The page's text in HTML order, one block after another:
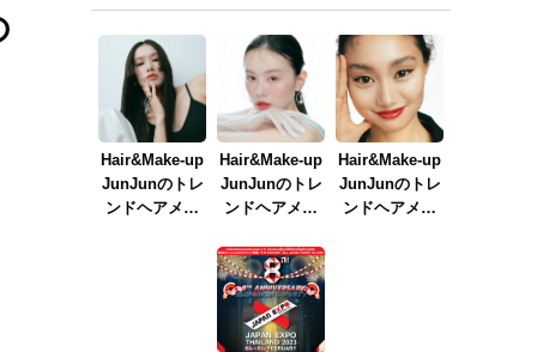
Hair&Make-up
JunJunのトレ
ンドヘアメイ
Hair&Make-up
JunJunのトレ
ンドヘアメイ
イク
ver.2023』
Hair&Make-up
JunJunのトレ
ンドヘアメイ